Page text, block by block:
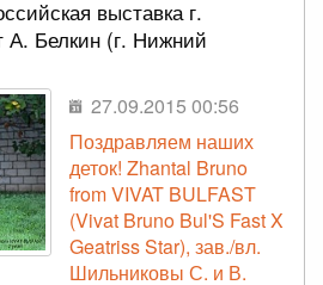
выставка г.
А. Белкин (г. Нижний
27.09.2015 00:56
Поздравляем наших
деток! Zhantal Bruno
from VIVAT BULFAST
(Vivat Bruno Bul'S Fast X
Geatriss Star), зав./вл.
Шильниковы С. и В.